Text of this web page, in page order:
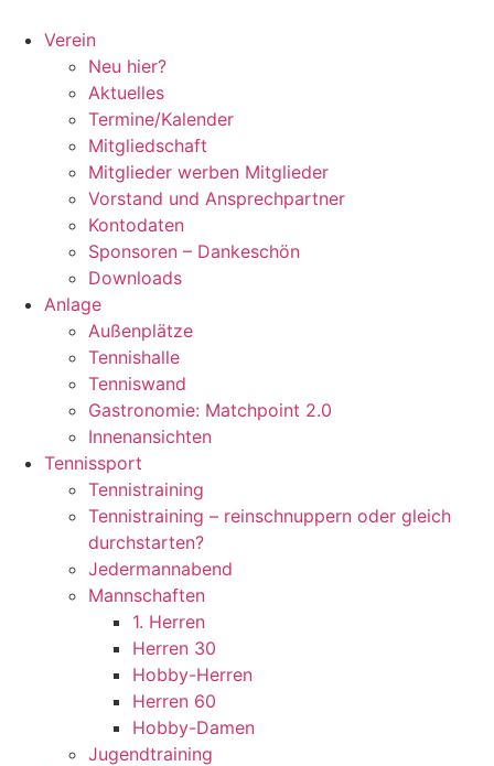
Inhalt
springen
Verein
Neu hier?
Aktuelles
Termine/Kalender
Mitgliedschaft
Mitglieder werben Mitglieder
Vorstand und Ansprechpartner
Kontodaten
Sponsoren – Dankeschön
Downloads
Anlage
Außenplätze
Tennishalle
Tenniswand
Gastronomie: Matchpoint 2.0
Innenansichten
Tennissport
Tennistraining
Tennistraining – reinschnuppern oder gleich
durchstarten?
Jedermannabend
Mannschaften
1. Herren
Herren 30
Hobby-Herren
Herren 60
Hobby-Damen
Jugendtraining